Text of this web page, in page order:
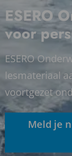
ESERO
voor
ESERO
lesmateriaal
voortgezet
Meld je